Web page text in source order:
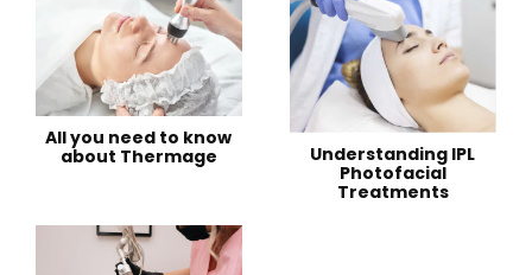
All you need to know
about Thermage
Understanding IPL
Photofacial
Treatments